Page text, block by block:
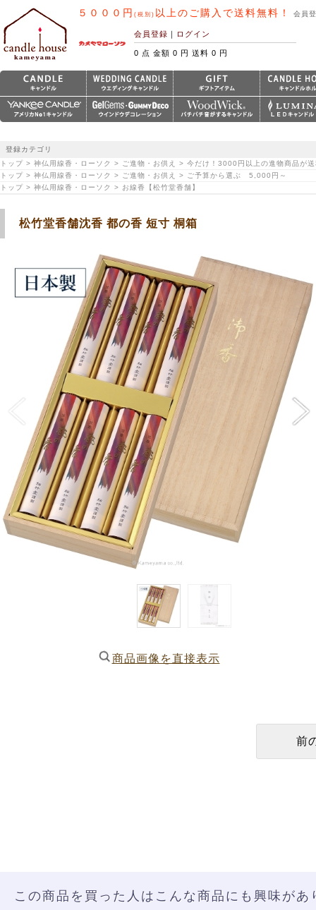
５０００円 (税別) 以上のご購入で送料無料！ 会員
会員登録 ｜ ログイン
0 点 金額 0 円 送料 0 円
登録カテゴリ
トップ > 神仏用線香・ローソク > ご進物・お供え > 今だけ！3000円以上の進物商品が
トップ > 神仏用線香・ローソク > ご進物・お供え > ご予算から選ぶ 5,000円～
トップ > 神仏用線香・ローソク > お線香【松竹堂香舗】
松竹堂香舗沈香 都の香 短寸 桐箱
商品画像を直接表示
この商品を買った人はこんな商品にも興味があ